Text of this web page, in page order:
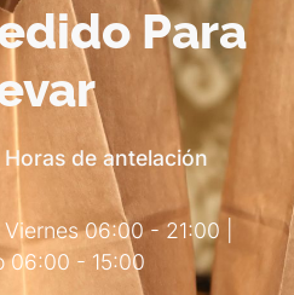
Para
de antelación
06:00 - 21:00 |
06:00 - 15:00